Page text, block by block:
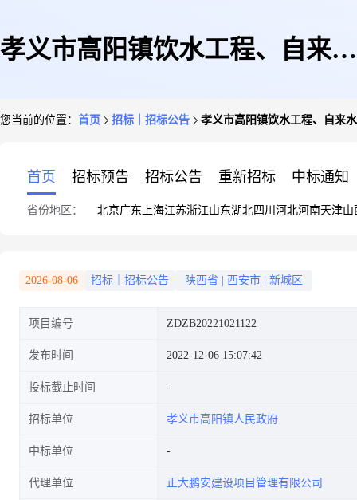
孝义市高阳镇饮水工程、自来水
您当前的位置： 首页 招标｜招标公告 孝义市高阳镇饮水工程、自来
首页 招标预告 招标公告 重新招标 中标通知
省份地区： 北京广东 上海江苏浙江山东湖北四川 河北河南天津山
2026-08-06 招标｜招标公告 陕西省 西安市 新城区
项目编号 ZDZB20221021122
发布时间 2022-12-06 15:07:42
投标截止时间
招标单位 孝义市高阳镇人民政府
中标单位
代理单位 正大鹏安建设项目管理有限公司